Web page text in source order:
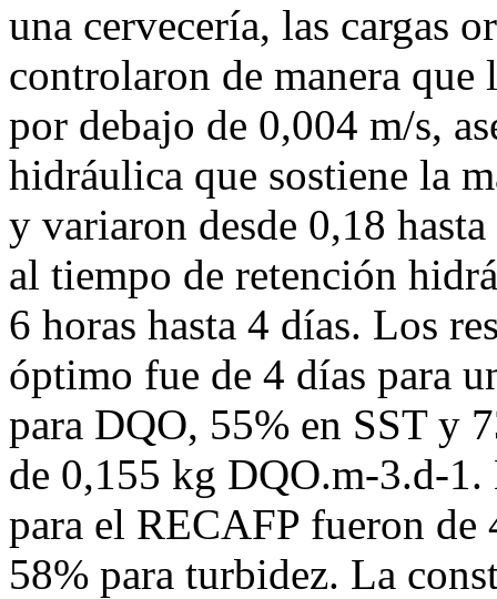
una cervecería, las cargas
controlaron de manera que
por debajo de 0,004 m/s,
hidráulica que sostiene la
y variaron desde 0,18
al tiempo de retención
6 horas hasta 4 días. Los
óptimo fue de 4 días para
para DQO, 55% en SST y
de 0,155 kg DQO.m-3.d-1.
para el RECAFP fueron de
58% para turbidez. La